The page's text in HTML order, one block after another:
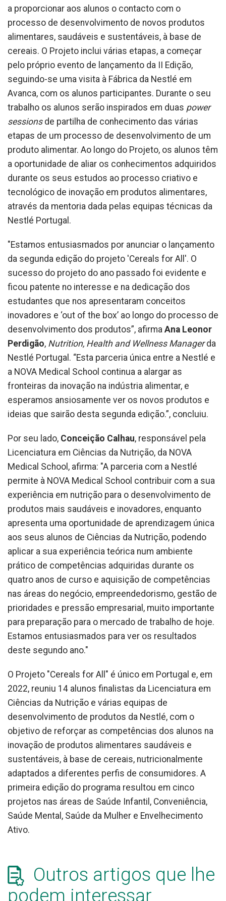
a proporcionar aos alunos o contacto com o
processo de desenvolvimento de novos produtos
alimentares, saudáveis e sustentáveis, à base de
cereais. O Projeto inclui várias etapas, a começar
pelo próprio evento de lançamento da II Edição,
seguindo-se uma visita à Fábrica da Nestlé em
Avanca, com os alunos participantes. Durante o seu
trabalho os alunos serão inspirados em duas power
sessionsde partilha de conhecimento das várias
etapas de um processo de desenvolvimento de um
produto alimentar. Ao longo do Projeto, os alunos têm
a oportunidade de aliar os conhecimentos adquiridos
durante os seus estudos ao processo criativo e
tecnológico de inovação em produtos alimentares,
através da mentoria dada pelas equipas técnicas da
Nestlé Portugal.
"Estamos entusiasmados por anunciar o lançamento
da segunda edição do projeto 'Cereals for All'. O
sucesso do projeto do ano passado foi evidente e
ficou patente no interesse e na dedicação dos
estudantes que nos apresentaram conceitos
inovadores e ‘out of the box’ ao longo do processo de
desenvolvimento dos produtos”, afirma Ana Leonor
Perdigão, Nutrition, Health and Wellness Managerda
Nestlé Portugal. “Esta parceria única entre a Nestlé e
a NOVA Medical School continua a alargar as
fronteiras da inovação na indústria alimentar, e
esperamos ansiosamente ver os novos produtos e
ideias que sairão desta segunda edição.”, concluiu.
Por seu lado, Conceição Calhau, responsável pela
Licenciatura em Ciências da Nutrição, da NOVA
Medical School, afirma: "A parceria com a Nestlé
permite à NOVA Medical School contribuir com a sua
experiência em nutrição para o desenvolvimento de
produtos mais saudáveis e inovadores, enquanto
apresenta uma oportunidade de aprendizagem única
aos seus alunos de Ciências da Nutrição, podendo
aplicar a sua experiência teórica num ambiente
prático de competências adquiridas durante os
quatro anos de curso e aquisição de competências
nas áreas do negócio, empreendedorismo, gestão de
prioridades e pressão empresarial, muito importante
para preparação para o mercado de trabalho de hoje.
Estamos entusiasmados para ver os resultados
deste segundo ano."
O Projeto "Cereals for All" é único em Portugal e, em
2022, reuniu 14 alunos finalistas da Licenciatura em
Ciências da Nutrição e várias equipas de
desenvolvimento de produtos da Nestlé, com o
objetivo de reforçar as competências dos alunos na
inovação de produtos alimentares saudáveis e
sustentáveis, à base de cereais, nutricionalmente
adaptados a diferentes perfis de consumidores. A
primeira edição do programa resultou em cinco
projetos nas áreas de Saúde Infantil, Conveniência,
Saúde Mental, Saúde da Mulher e Envelhecimento
Ativo.
Outros artigos que lhe
podem interessar